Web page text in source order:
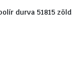
durva 51815 zöld